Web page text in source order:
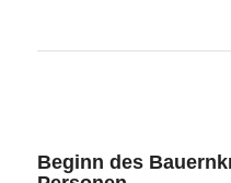
Beginn des